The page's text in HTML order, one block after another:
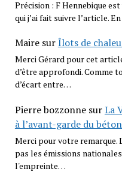
Précision : F Hennebique
qui j’ai fait suivre l’article.
MairesurÎlots de
Merci Gérard pour cet
d’être approfondi. Comme
d’écart entre…
Pierre bozzonnesurLa
à l’avant-garde du
Merci pour votre remarque.
pas les émissions
l'empreinte…